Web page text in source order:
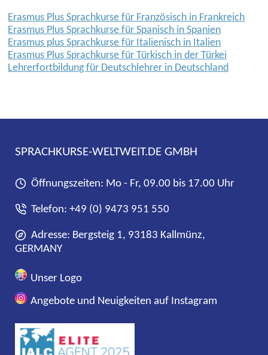
Erasmus Plus Sprachkurse für Französisch in Frankreich
Erasmus Plus Sprachkurse für Spanisch in Spanien
Erasmus plus Sprachkurse für Italienisch in Italien
Erasmus Plus Sprachkurse für Türkisch in der Türkei
Lehrerfortbildung für Deutschlehrer in Deutschland
SPRACHKURSE-WELTWEIT.DE GMBH
Öffnungszeiten: Mo - Fr, 09.00 bis 17.00 Uhr
Telefon: +49 (0) 9473 951 550
Adresse: Bergsteig 1, 93183 Kallmünz,
GERMANY
Unser Logo
Angebote und Neuigkeiten auf Instagram